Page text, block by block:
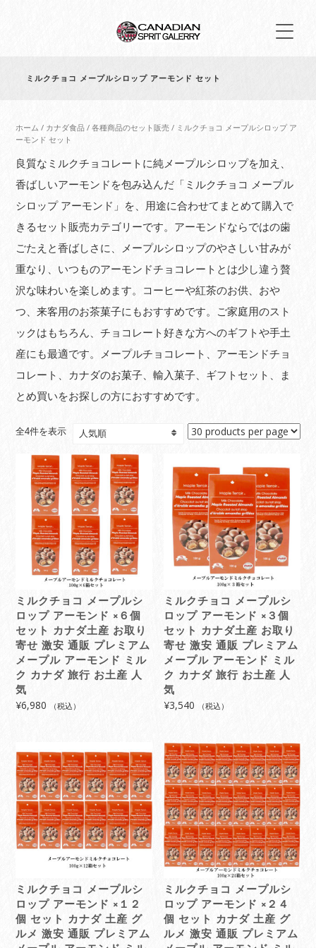
ミルクチョコ メープルシロップ アーモンド セット
ホーム / カナダ食品 /各種商品のセット販売 / ミルクチョコ メープルシロップ ア
ーモンド セット
良質なミルクチョコレートに純メープルシロップを加え、
香ばしいアーモンドを包み込んだ「ミルクチョコ メープル
シロップ アーモンド」を、用途に合わせてまとめて購入で
きるセット販売カテゴリーです。アーモンドならではの歯
ごたえと香ばしさに、メープルシロップのやさしい甘みが
重なり、いつものアーモンドチョコレートとは少し違う贅
沢な味わいを楽しめます。コーヒーや紅茶のお供、おや
つ、来客用のお茶菓子にもおすすめです。ご家庭用のスト
ックはもちろん、チョコレート好きな方へのギフトや手土
産にも最適です。メープルチョコレート、アーモンドチョ
コレート、カナダのお菓子、輸入菓子、ギフトセット、ま
とめ買いをお探しの方におすすめです。
全4件を表示人
順
ミルクチョコ メープルシ
ロップ アーモンド ×６個
セット カナダ土産 お取り
寄せ 激安 通販 プレミアム
メープル アーモンド ミル
ク カナダ 旅行 お土産 人
気
¥6,980 （税込）
ミルクチョコ メープルシ
ロップ アーモンド ×３個
セット カナダ土産 お取り
寄せ 激安 通販 プレミアム
メープル アーモンド ミル
ク カナダ 旅行 お土産 人
気
¥3,540 （税込）
ミルクチョコ メープルシ
ロップ アーモンド ×１２
個 セット カナダ 土産 グ
ルメ 激安 通販 プレミアム
ミルクチョコ メープルシ
ロップ アーモンド ×２４
個 セット カナダ 土産 グ
ルメ 激安 通販 プレミアム